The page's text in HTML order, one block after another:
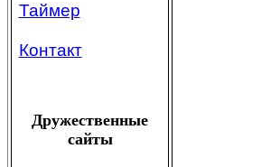
Таймер
Контакт
Дружественные
сайты